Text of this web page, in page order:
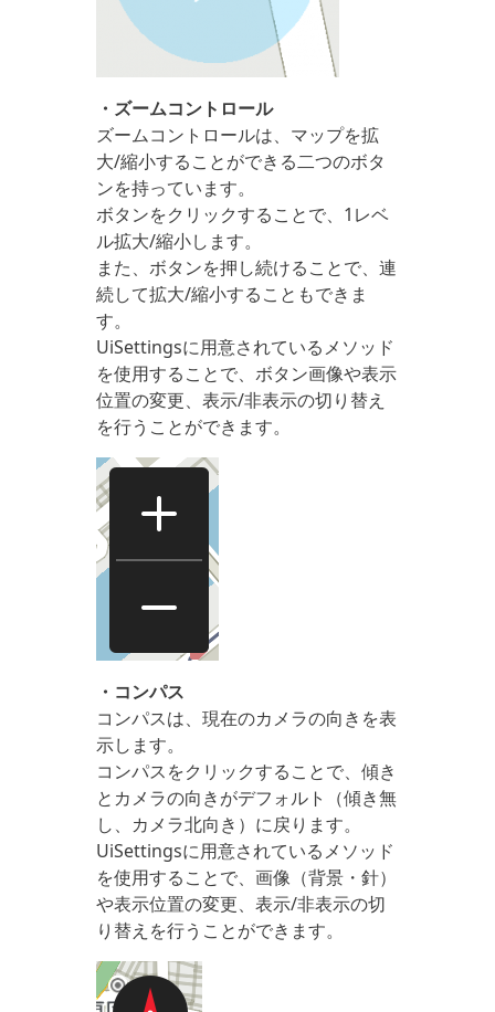
・ズームコントロール
ズームコントロールは、マップを拡
大/縮小することができる二つのボタ
ンを持っています。
ボタンをクリックすることで、1レベ
ル拡大/縮小します。
また、ボタンを押し続けることで、連
続して拡大/縮小することもできま
す。
UiSettingsに用意されているメソッド
を使用することで、ボタン画像や表示
位置の変更、表示/非表示の切り替え
を行うことができます。
・コンパス
コンパスは、現在のカメラの向きを表
示します。
コンパスをクリックすることで、傾き
とカメラの向きがデフォルト（傾き無
し、カメラ北向き）に戻ります。
UiSettingsに用意されているメソッド
を使用することで、画像（背景・針）
や表示位置の変更、表示/非表示の切
り替えを行うことができます。